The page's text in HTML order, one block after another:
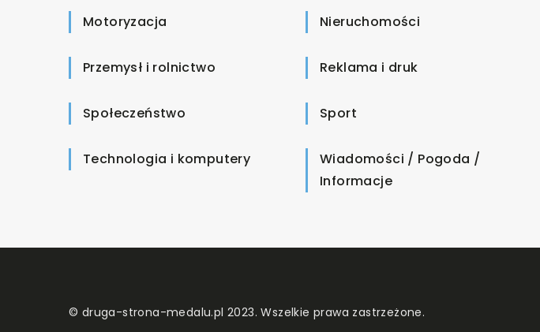
Motoryzacja Nieruchomości
Przemysł i rolnictwo Reklama i druk
Społeczeństwo Sport
Technologia i komputery
Wiadomości / Pogoda /
Informacje
© druga-strona-medalu.pl 2023. Wszelkie prawa zastrzeżone.